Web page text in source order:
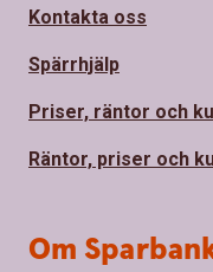
Kontakta oss
Spärrhjälp
Priser, räntor och
Räntor, priser och
Om